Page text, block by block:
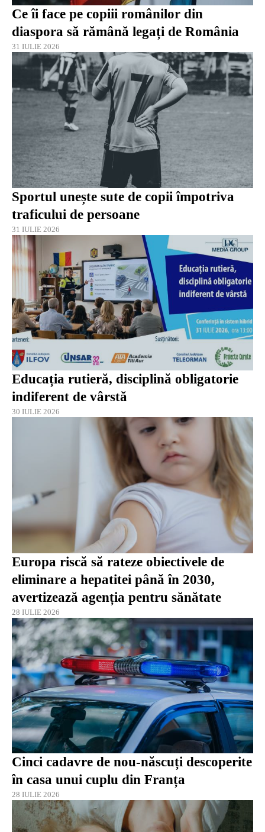
Ce îi face pe copiii românilor din
diaspora să rămână legați de România
31 IULIE 2026
Sportul unește sute de copii împotriva
traficului de persoane
31 IULIE 2026
Educația rutieră, disciplină obligatorie
indiferent de vârstă
30 IULIE 2026
Europa riscă să rateze obiectivele de
eliminare a hepatitei până în 2030,
avertizează agenția pentru sănătate
28 IULIE 2026
Cinci cadavre de nou-născuți descoperite
în casa unui cuplu din Franța
28 IULIE 2026